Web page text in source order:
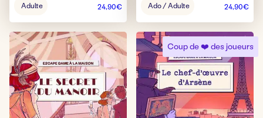
pour
Adulte 24,90€
pour
Ado / Adulte 24,90€
Coup de ❤️ des joueurs